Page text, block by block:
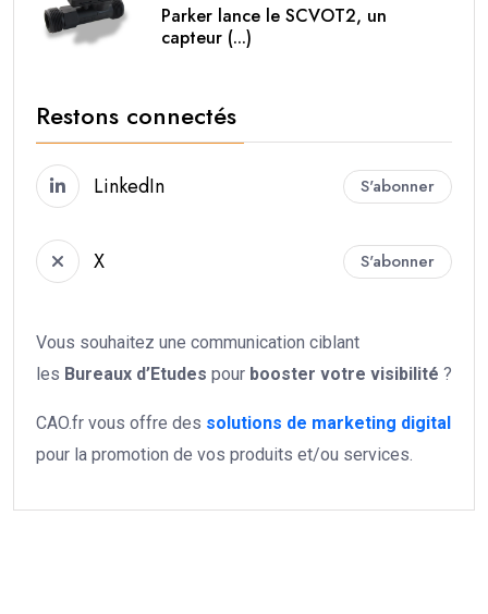
Parker lance le SCVOT2, un
capteur (...)
Restons connectés
LinkedIn S'abonner
X S'abonner
Vous souhaitez une communication ciblant
les Bureaux d’Etudes pour booster votre visibilité ?
CAO.fr vous offre des solutions de marketing digital
pour la promotion de vos produits et/ou services.